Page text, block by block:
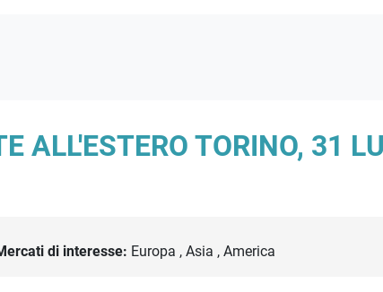
ALL'ESTERO TORINO, 31
di interesse: Europa , Asia , America